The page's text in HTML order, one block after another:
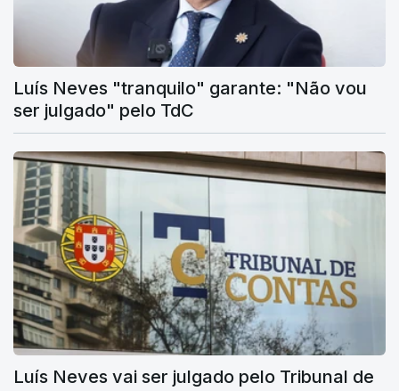
Luís Neves "tranquilo" garante: "Não vou
ser julgado" pelo TdC
Luís Neves vai ser julgado pelo Tribunal de